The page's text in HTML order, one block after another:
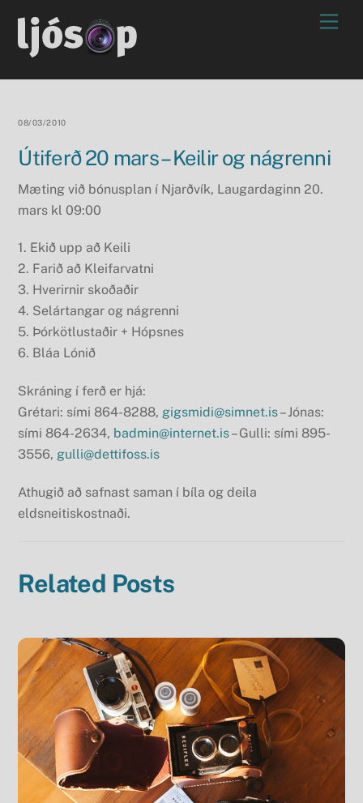
content
08/03/2010
Útiferð 20 mars – Keilir og nágrenni
Mæting við bónusplan í Njarðvík, Laugardaginn 20.
mars kl 09:00
1. Ekið upp að Keili
2. Farið að Kleifarvatni
3. Hverirnir skoðaðir
4. Selártangar og nágrenni
5. Þórkötlustaðir + Hópsnes
6. Bláa Lónið
Skráning í ferð er hjá:
Grétari: sími 864-8288, gigsmidi@simnet.is– Jónas:
sími 864-2634, badmin@internet.is– Gulli: sími 895-
3556, gulli@dettifoss.is
Athugið að safnast saman í bíla og deila
eldsneitiskostnaði.
Related Posts